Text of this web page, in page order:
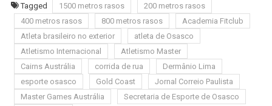
Tagged 1500 metros rasos
200 metros rasos
400 metros rasos
800 metros rasos
Academia Fitclub
Atleta brasileiro no exterior
atleta de Osasco
Atletismo Internacional
Atletismo Master
Cairns Austrália
corrida de rua
Dermânio Lima
esporte osasco
Gold Coast
Jornal Correio Paulista
Master Games Austrália
Secretaria de Esporte de Osasco